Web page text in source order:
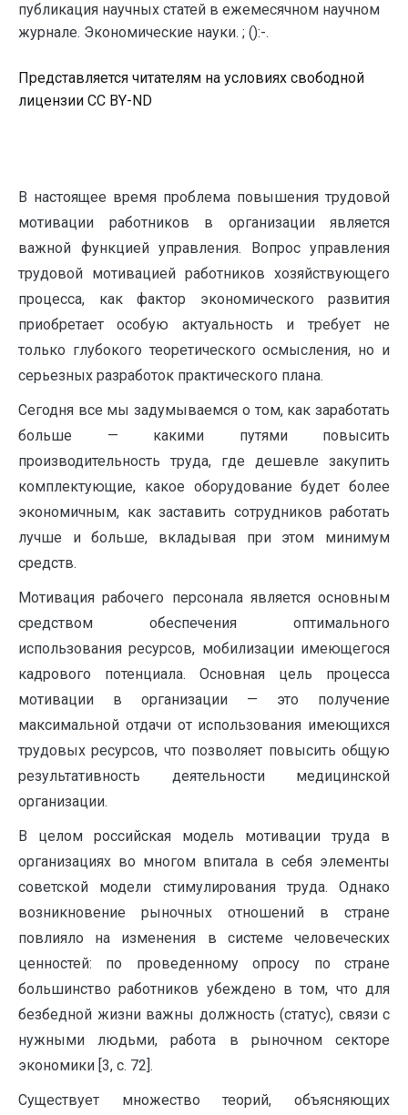
публикация научных статей в ежемесячном научном
журнале. Экономические науки. ; ():-.
Представляется читателям на условиях свободной
лицензии CC BY-ND
В настоящее время проблема повышения трудовой
мотивации работников в организации является
важной функцией управления. Вопрос управления
трудовой мотивацией работников хозяйствующего
процесса, как фактор экономического развития
приобретает особую актуальность и требует не
только глубокого теоретического осмысления, но и
серьезных разработок практического плана.
Сегодня все мы задумываемся о том, как заработать
больше — какими путями повысить
производительность труда, где дешевле закупить
комплектующие, какое оборудование будет более
экономичным, как заставить сотрудников работать
лучше и больше, вкладывая при этом минимум
средств.
Мотивация рабочего персонала является основным
средством обеспечения оптимального
использования ресурсов, мобилизации имеющегося
кадрового потенциала. Основная цель процесса
мотивации в организации — это получение
максимальной отдачи от использования имеющихся
трудовых ресурсов, что позволяет повысить общую
результативность деятельности медицинской
организации.
В целом российская модель мотивации труда в
организациях во многом впитала в себя элементы
советской модели стимулирования труда. Однако
возникновение рыночных отношений в стране
повлияло на изменения в системе человеческих
ценностей: по проведенному опросу по стране
большинство работников убеждено в том, что для
безбедной жизни важны должность (статус), связи с
нужными людьми, работа в рыночном секторе
экономики [3, с. 72].
Существует множество теорий, объясняющих